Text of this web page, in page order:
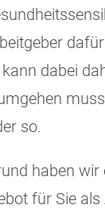
dabei
so.
haben wir
für Sie als